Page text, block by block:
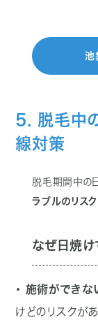
池
5. 脱毛中
線対策
脱毛期間中の
ラブルのリスク
なぜ日焼け
・ 施術ができな
けどのリスクが